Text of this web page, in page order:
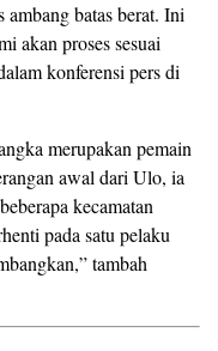
ambang batas berat. Ini
akan proses sesuai
konferensi pers di
merupakan pemain
awal dari Ulo, ia
kecamatan
pada satu pelaku
tambah